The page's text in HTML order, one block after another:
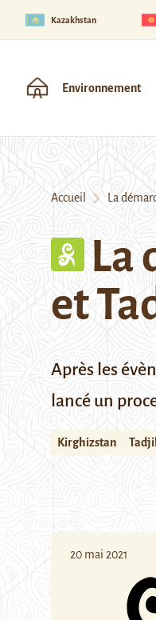
Kazakhstan
Environnement
Accueil La
La
et
Après les
lancé un
Kirghizstan
20 mai 2021